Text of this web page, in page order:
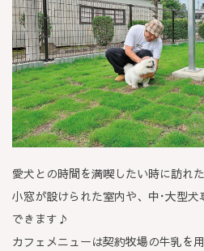
愛犬との時間を満喫したい時に訪れ
小窓が設けられた室内や、中･大型
できます♪
カフェメニューは契約牧場の牛乳を